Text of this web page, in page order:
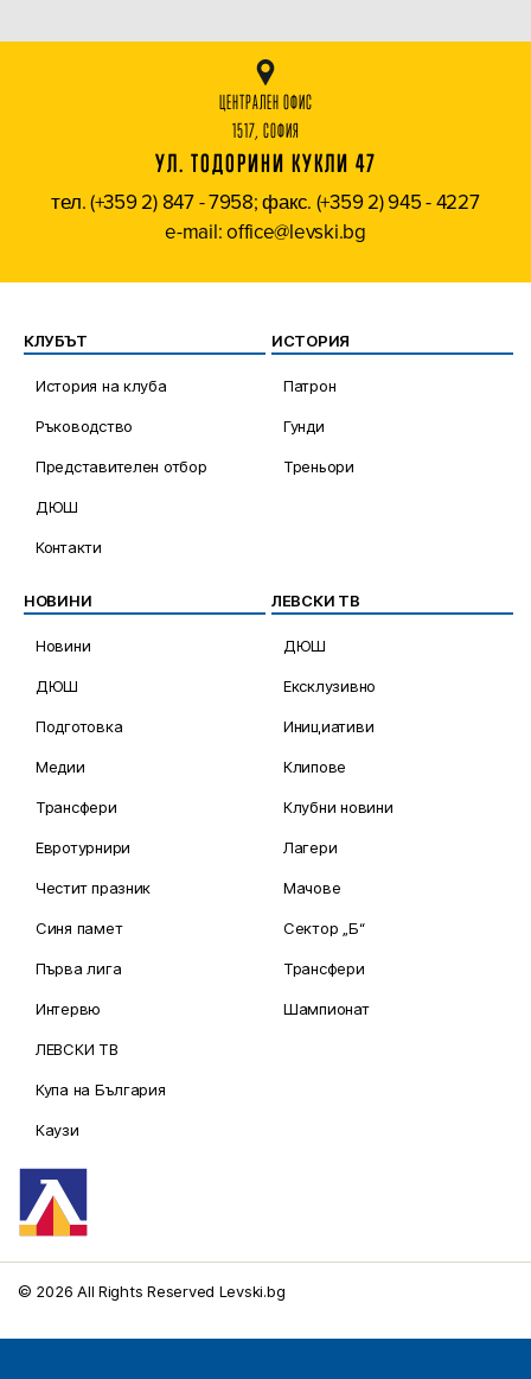
ЦЕНТРАЛЕН ОФИС
1517, СОФИЯ
УЛ. ТОДОРИНИ КУКЛИ 47
тел. (+359 2) 847 - 7958; факс. (+359 2) 945 - 4227
e-mail: office@levski.bg
КЛУБЪТ
История на клуба
Ръководство
Представителен отбор
ДЮШ
Контакти
ИСТОРИЯ
Патрон
Гунди
Треньори
НОВИНИ
Новини
ДЮШ
Подготовка
Медии
Трансфери
Евротурнири
Честит празник
Синя памет
Първа лига
Интервю
ЛЕВСКИ ТВ
Купа на България
Каузи
ЛЕВСКИ ТВ
ДЮШ
Ексклузивно
Инициативи
Клипове
Клубни новини
Лагери
Мачове
Сектор „Б“
Трансфери
Шампионат
© 2026 All Rights Reserved Levski.bg